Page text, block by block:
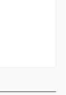
『AIは世界をど
寄稿しました。